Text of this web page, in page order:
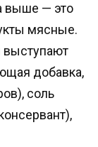
выше — это
мясные.
выступают
добавка,
соль